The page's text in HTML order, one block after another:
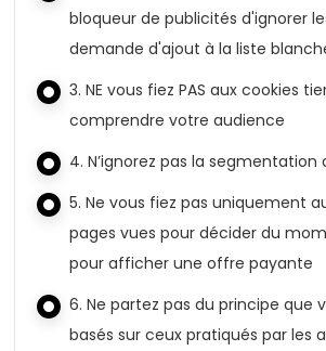
bloqueur de publicités d'ignorer
demande d'ajout à la liste
3. NE vous fiez PAS aux cookies
comprendre votre audience
4. N’ignorez pas la segmentation
5. Ne vous fiez pas uniquement
pages vues pour décider du
pour afficher une offre payante
6. Ne partez pas du principe que
basés sur ceux pratiqués par les